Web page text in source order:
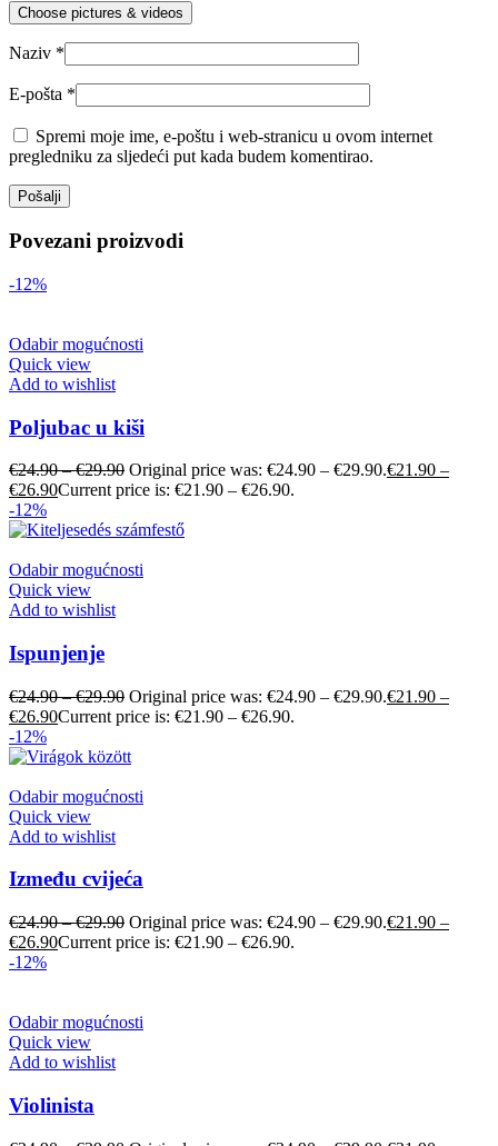
Choose pictures & videos
Naziv *
E-pošta *
Spremi moje ime, e-poštu i web-stranicu u ovom internet
pregledniku za sljedeći put kada budem komentirao.
Povezani proizvodi
-12%
Odabir mogućnosti
Quick view
Add to wishlist
Poljubac u kiši
€24.90–€29.90 Original price was: €24.90 – €29.90.€21.90 –
€26.90Current price is: €21.90 – €26.90.
-12%
Odabir mogućnosti
Quick view
Add to wishlist
Ispunjenje
€24.90–€29.90 Original price was: €24.90 – €29.90.€21.90 –
€26.90Current price is: €21.90 – €26.90.
-12%
Odabir mogućnosti
Quick view
Add to wishlist
Između cvijeća
€24.90–€29.90 Original price was: €24.90 – €29.90.€21.90 –
€26.90Current price is: €21.90 – €26.90.
-12%
Odabir mogućnosti
Quick view
Add to wishlist
Violinista